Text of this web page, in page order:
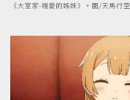
《大室家-親愛的姊妹》。圖/天馬行空